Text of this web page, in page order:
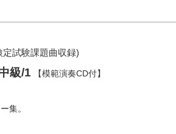
試験課題曲収録)
級/1 【模範演奏CD付】
集。